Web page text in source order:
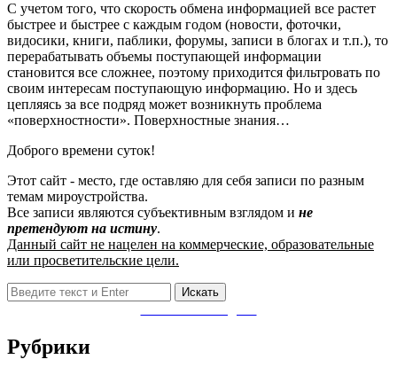
С учетом того, что скорость обмена информацией все растет
быстрее и быстрее с каждым годом (новости, фоточки,
видосики, книги, паблики, форумы, записи в блогах и т.п.), то
перерабатывать объемы поступающей информации
становится все сложнее, поэтому приходится фильтровать по
своим интересам поступающую информацию. Но и здесь
цепляясь за все подряд может возникнуть проблема
«поверхностности». Поверхностные знания…
Доброго времени суток!
Этот сайт - место, где оставляю для себя записи по разным
темам мироустройства.
Все записи являются субъективным взглядом и не
претендуют на истину.
Данный сайт не нацелен на коммерческие, образовательные
или просветительские цели.
Поиск:
Рубрики